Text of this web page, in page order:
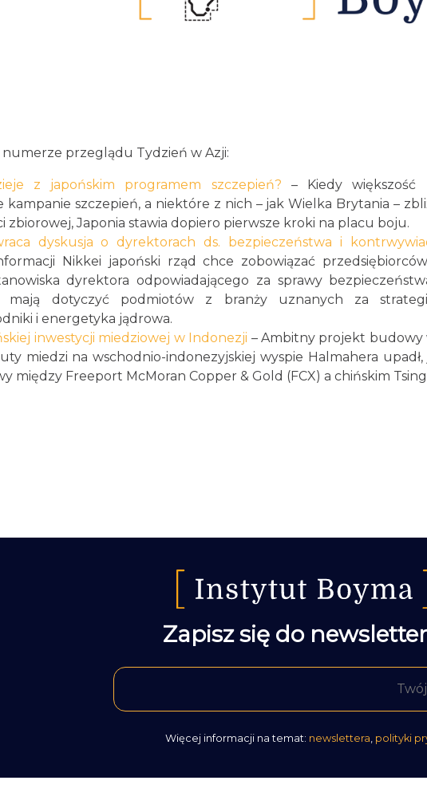
przeglądu Tydzień w Azji:
z japońskim programem szczepień? – Kiedy większość
kampanie szczepień, a niektóre z nich – jak Wielka Brytania –
zbiorowej, Japonia stawia dopiero pierwsze kroki na placu boju.
dyskusja o dyrektorach ds. bezpieczeństwa i
Nikkei japoński rząd chce zobowiązać
dyrektora odpowiadającego za sprawy
mają dotyczyć podmiotów z branży uznanych za
i energetyka jądrowa.
inwestycji miedziowej w Indonezji – Ambitny projekt budowy
miedzi na wschodnio-indonezyjskiej wyspie Halmahera upadł,
między Freeport McMoran Copper & Gold (FCX) a chińskim
Zapisz się do
Więcej informacji na temat: newslettera polityki